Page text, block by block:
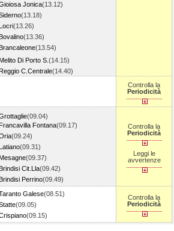
Jonica(13.12)
(13.18)
Locri(13.26)
Bovalino(13.36)
Brancaleone(13.54)
Melito Di Porto S. (14.15)
Reggio C.Centrale(14.40)
Controlla la
Periodicità
(09.04)
Francavilla Fontana(09.17)
(09.24)
Latiano(09.31)
Mesagne(09.37)
Brindisi Cit.Lla(09.42)
Brindisi Perrino(09.49)
Controlla la
Periodicità
Leggi le
avvertenze
Galese(08.51)
(09.05)
(09.15)
Controlla la
Periodicità